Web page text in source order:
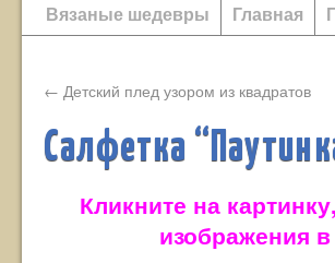
Вязаные шедевры
Главная
← Детский плед узором из квадратов
Салфетка
Кликните на
изображения